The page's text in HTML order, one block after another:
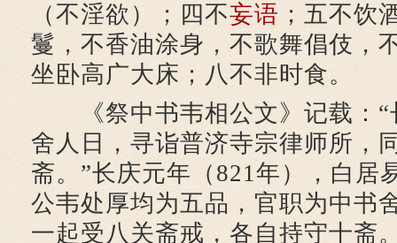
（不淫欲）；四不妄语 ；五不饮
鬘，不香油涂身，不歌舞倡伎，
坐卧高广大床；八不非时食。
《祭中书韦相公文》记载：“
舍人日，寻诣普济寺宗律师所，
斋。”长庆元年（821年），白居
公韦处厚均为五品，官职为中书
一起受八关斋戒，各自持守十斋